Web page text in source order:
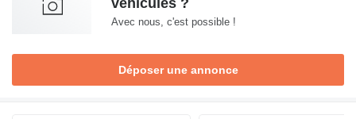
véhicules ?
Avec nous, c'est possible !
Déposer une annonce